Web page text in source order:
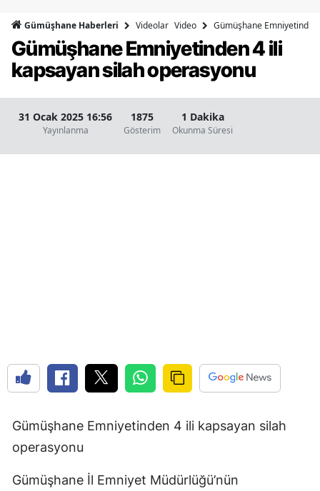
Bingöl
Bitlis
Burdur
Elazığ
Erzincan
Erzurum
Gaziantep
Gümüşhane Haberleri Videolar Video Gümüşhane
Gümüşhane Emniyetinden 4 ili
kapsayan silah operasyonu
31 Ocak 2025 16:56
Yayınlanma
1875
Gösterim
1 Dakika
Okunma Süresi
Gümüşhane Emniyetinden 4 ili kapsayan silah
operasyonu
Gümüşhane İl Emniyet Müdürlüğü’nün